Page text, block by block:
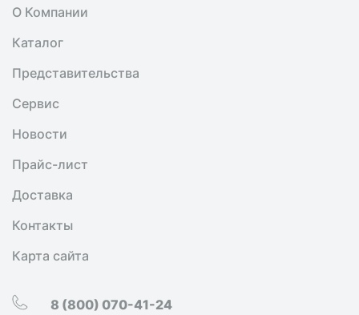
О Компании
Каталог
Представительства
Сервис
Новости
Прайс-лист
Доставка
Контакты
Карта сайта
8 (800) 070-41-24